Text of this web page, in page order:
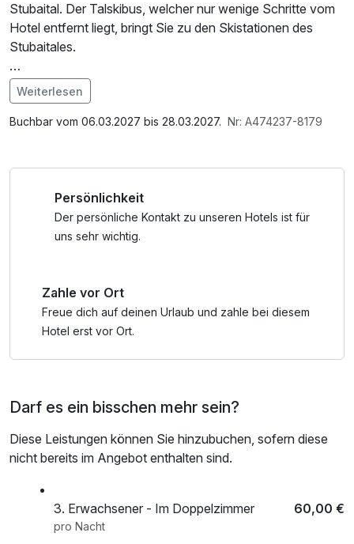
Stubaital. Der Talskibus, welcher nur wenige Schritte vom
Hotel entfernt liegt, bringt Sie zu den Skistationen des
Stubaitales.
Langlaufloipen, Winterwanderwege, Eislaufplätze und
Curling Einrichtungen machen Ihren Frühjahrsaufenthalt zu
einem besonderen Erlebnis.
Im Angebot enthalten
Saunabenutzung, Saunatuch, Parkplatz, Nutzung des
Weiterlesen
Buchbar vom 06.03.2027 bis 28.03.2027. Nr: A474237-8179
Persönlichkeit
Der persönliche Kontakt zu unseren Hotels ist für
uns sehr wichtig.
Zahle vor Ort
Freue dich auf deinen Urlaub und zahle bei diesem
Hotel erst vor Ort.
Darf es ein bisschen mehr sein?
Diese Leistungen können Sie hinzubuchen, sofern diese
nicht bereits im Angebot enthalten sind.
3. Erwachsener - Im Doppelzimmer 60,00 €
pro Nacht